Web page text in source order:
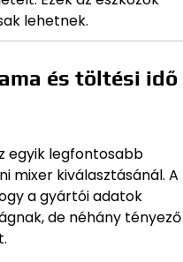
lehetnek.
és töltési idő
egyik legfontosabb
mixer kiválasztásánál. A
a gyártói adatok
de néhány tényező